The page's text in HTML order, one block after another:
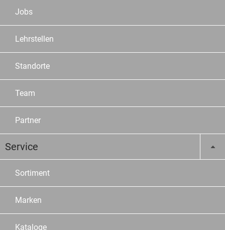
Jobs
Lehrstellen
Standorte
Team
Partner
Service
Sortiment
Marken
Kataloge